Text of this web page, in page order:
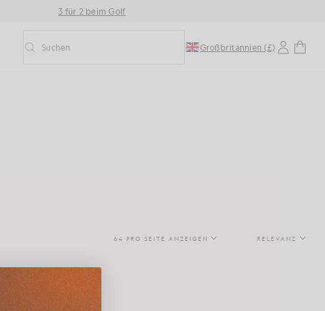
3 für 2 beim Golf
Vorausschauende Suche ein-/ausschalten
Suchen Großbritannien (£)
64 PRO SEITE ANZEIGEN RELEVANZ